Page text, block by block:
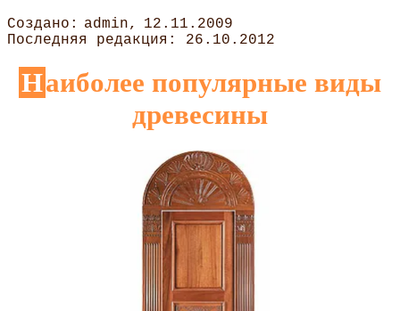
admin
12.11.2009
26.10.2012
Наиболее популярные виды
древесины